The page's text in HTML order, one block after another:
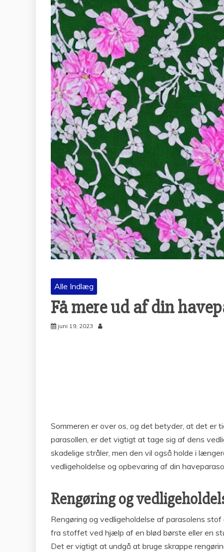
Alle Indlæg
Få mere ud af din
juni 19, 2023
Sommeren er over os, og det betyder, at det er
parasollen, er det vigtigt at tage sig af dens
skadelige stråler, men den vil også holde i
vedligeholdelse og opbevaring af din
Rengøring og
Rengøring og vedligeholdelse af parasolens
fra stoffet ved hjælp af en blød børste eller en
Det er vigtigt at undgå at bruge skrappe